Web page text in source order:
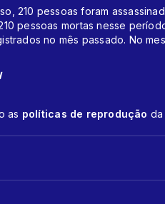
210 pessoas foram
pessoas mortas nesse
no mês passado. No
as políticas de reprodução da